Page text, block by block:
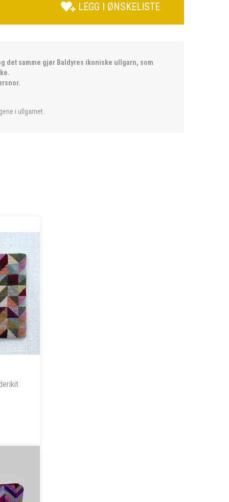
LEGG I ØNSKELISTE
det samme gjør Baldyres ikoniske ullgarn, som
i ullgarnet.